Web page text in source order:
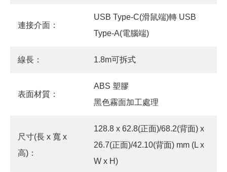
連接介面：
USB Type-C(滑鼠端)轉 USB
Type-A(電腦端)
線長： 1.8m可拆式
表面材質：
ABS 塑膠
黑色霧面加工處理
尺寸(長 x 寬 x
高)：
128.8 x 62.8(正面)/68.2(背面) x
26.7(正面)/42.10(背面) mm (L x
W x H)